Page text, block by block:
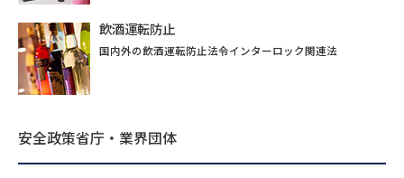
飲酒運転防止
国内外の飲酒運転防止法令インターロック関連法
安全政策省庁・業界団体